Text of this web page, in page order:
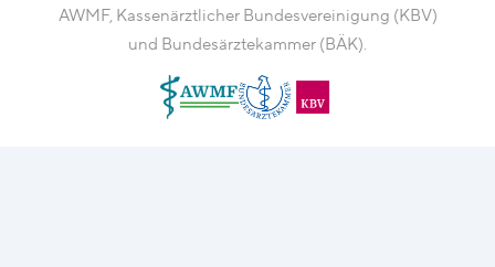
AWMF, Kassenärztlicher Bundesvereinigung (KBV)
und Bundesärztekammer (BÄK).